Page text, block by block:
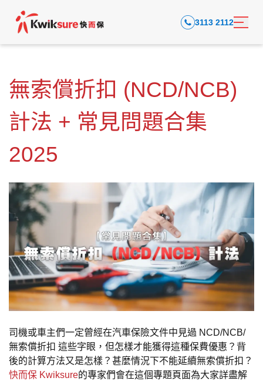
3113 2112
無索償折扣 (NCD/NCB)
計法 + 常見問題合集
2025
司機或車主們一定曾經在汽車保險文件中見過 NCD/NCB/
無索償折扣 這些字眼，但怎樣才能獲得這種保費優惠？背
後的計算方法又是怎樣？甚麼情況下不能延續無索償折扣？
快而保 Kwiksure的專家們會在這個專題頁面為大家詳盡解